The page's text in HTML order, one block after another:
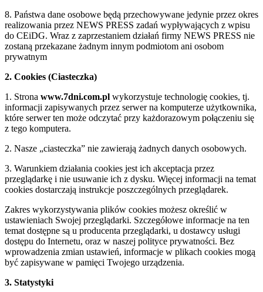
8. Państwa dane osobowe będą przechowywane jedynie przez okres
realizowania przez NEWS PRESS zadań wypływających z wpisu
do CEiDG. Wraz z zaprzestaniem działań firmy NEWS PRESS nie
zostaną przekazane żadnym innym podmiotom ani osobom
prywatnym
2. Cookies (Ciasteczka)
1. Strona www.7dni.com.pl wykorzystuje technologię cookies, tj.
informacji zapisywanych przez serwer na komputerze użytkownika,
które serwer ten może odczytać przy każdorazowym połączeniu się
z tego komputera.
2. Nasze „ciasteczka” nie zawierają żadnych danych osobowych.
3. Warunkiem działania cookies jest ich akceptacja przez
przeglądarkę i nie usuwanie ich z dysku. Więcej informacji na temat
cookies dostarczają instrukcje poszczególnych przeglądarek.
Zakres wykorzystywania plików cookies możesz określić w
ustawieniach Swojej przeglądarki. Szczegółowe informacje na ten
temat dostępne są u producenta przeglądarki, u dostawcy usługi
dostępu do Internetu, oraz w naszej polityce prywatności. Bez
wprowadzenia zmian ustawień, informacje w plikach cookies mogą
być zapisywane w pamięci Twojego urządzenia.
3. Statystyki